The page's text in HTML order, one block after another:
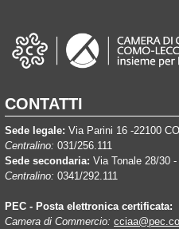
CONTATTI
Sede legale: Via Parini 16 -22100
Centralino: 031/256.111
Sede secondaria: Via Tonale 28/30
Centralino: 0341/292.111
PEC - Posta elettronica certificata:
Camera di Commercio: